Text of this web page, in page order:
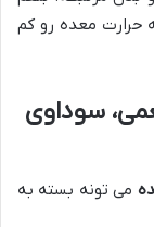
حرارت معده رو کم
سوداوی
می تونه بسته به